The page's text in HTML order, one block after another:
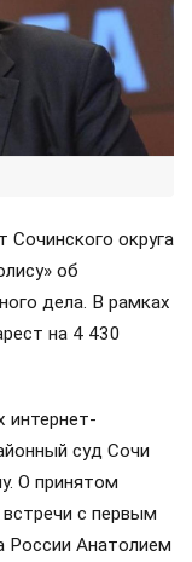
округа
об
дела. В рамках
на 4 430
интернет-
суд Сочи
О принятом
с первым
России Анатолием